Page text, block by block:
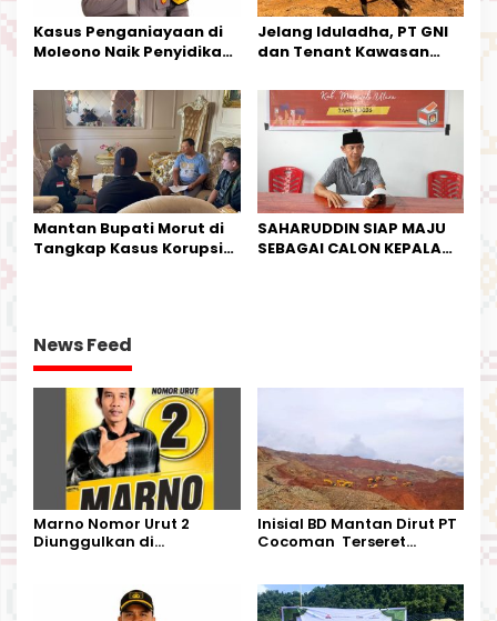
Kasus Penganiayaan di
Moleono Naik Penyidikan,
Kesempatan Terakhir
Jelang Iduladha, PT GNI
dan Tenant Kawasan
Kurban
Mantan Bupati Morut di
Tangkap Kasus Korupsi
SAHARUDDIN SIAP MAJU
SEBAGAI CALON KEPALA
News Feed
Marno Nomor Urut 2
Diunggulkan di
Harapan Warga
Inisial BD Mantan Dirut PT
Cocoman Terseret
Kalimantan Barat